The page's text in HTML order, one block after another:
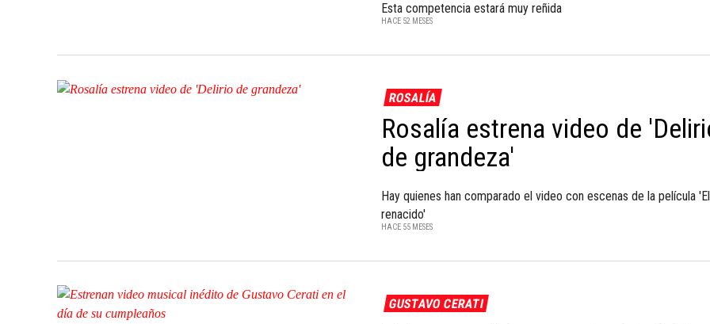
Esta competencia estará muy reñida
HACE 52 MESES
ROSALÍA
Rosalía estrena video de
de grandeza'
Hay quienes han comparado el video con escenas de la película 'El
renacido'
HACE 55 MESES
GUSTAVO CERATI